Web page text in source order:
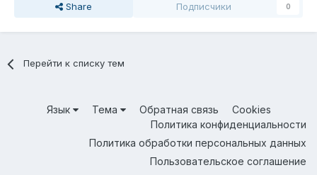
Share Подписчики 0
Перейти к списку тем
Язык Тема Обратная связь
Cookies
Политика конфиденциальности
Политика обработки персональных данных
Пользовательское соглашение